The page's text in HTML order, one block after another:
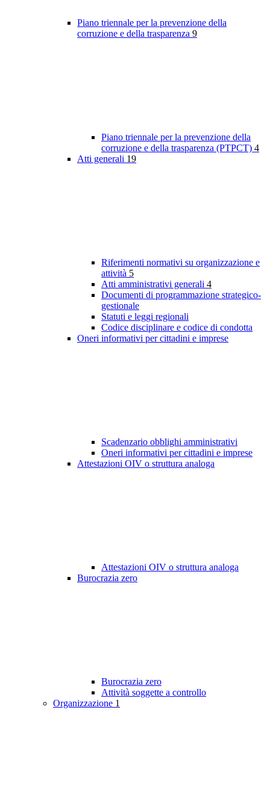
Piano triennale per la prevenzione della
corruzione e della trasparenza 9
Piano triennale per la prevenzione della
corruzione e della trasparenza (PTPCT) 4
Atti generali 19
Riferimenti normativi su organizzazione e
attività 5
Atti amministrativi generali 4
Documenti di programmazione strategico-
gestionale
Statuti e leggi regionali
Codice disciplinare e codice di condotta
Oneri informativi per cittadini e imprese
Scadenzario obblighi amministrativi
Oneri informativi per cittadini e imprese
Attestazioni OIV o struttura analoga
Attestazioni OIV o struttura analoga
Burocrazia zero
Burocrazia zero
Attività soggette a controllo
Organizzazione 1